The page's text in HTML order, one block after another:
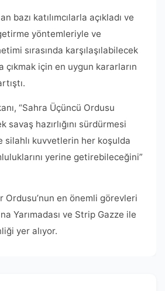
bazı katılımcılarla açıkladı ve
yöntemleriyle ve
sırasında karşılaşılabilecek
çıkmak için en uygun kararların
“Sahra Üçüncü Ordusu
savaş hazırlığını sürdürmesi
silahlı kuvvetlerin her koşulda
yerine getirebileceğini”
Ordusu’nun en önemli görevleri
Yarımadası ve Strip Gazze ile
yer alıyor.